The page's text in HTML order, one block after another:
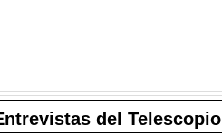
del Telescopio